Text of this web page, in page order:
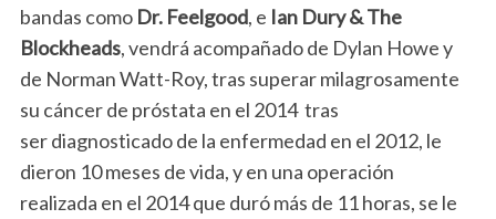
bandas como Dr. Feelgood, e Ian Dury & The
Blockheads, vendrá acompañado de Dylan Howe y
de Norman Watt-Roy, tras superar milagrosamente
su cáncer de próstata en el 2014 tras
ser diagnosticado de la enfermedad en el 2012, le
dieron 10 meses de vida, y en una operación
realizada en el 2014 que duró más de 11 horas, se le